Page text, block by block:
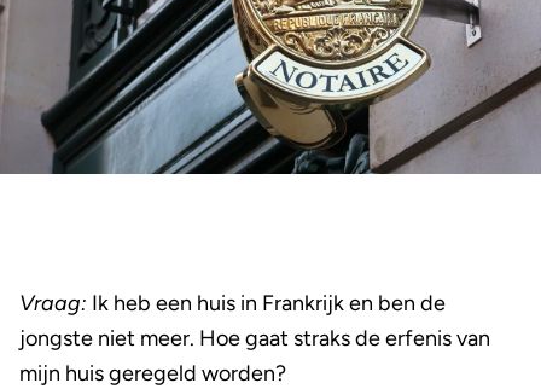
Vraag: Ik heb een huis in Frankrijk en ben de
jongste niet meer. Hoe gaat straks de erfenis van
mijn huis geregeld worden?